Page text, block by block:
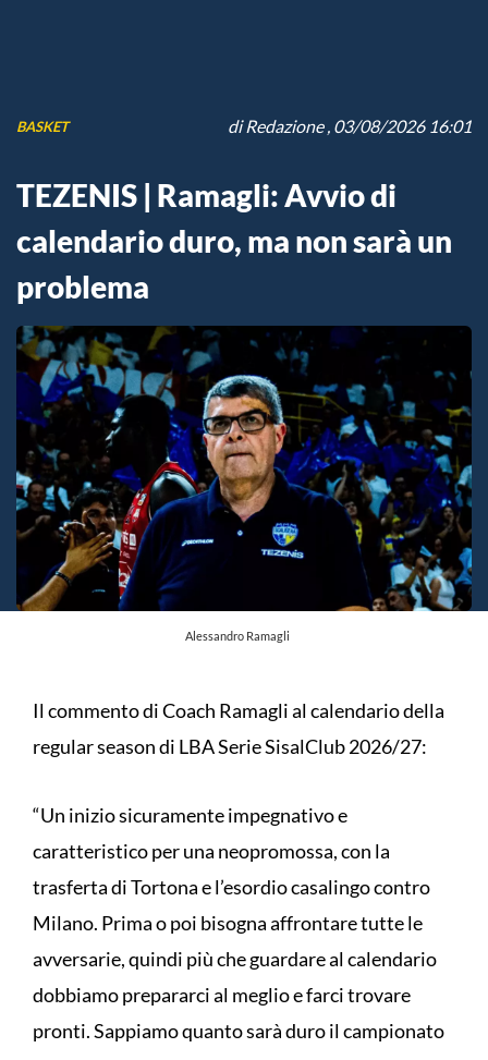
BASKET diRedazione, 03/08/2026 16:01
TEZENIS | Ramagli: Avvio di
calendario duro, ma non sarà un
problema
Alessandro Ramagli
Il commento di Coach Ramagli al calendario della
regular season di LBA Serie SisalClub 2026/27:
“Un inizio sicuramente impegnativo e
caratteristico per una neopromossa, con la
trasferta di Tortona e l’esordio casalingo contro
Milano. Prima o poi bisogna affrontare tutte le
avversarie, quindi più che guardare al calendario
dobbiamo prepararci al meglio e farci trovare
pronti. Sappiamo quanto sarà duro il campionato